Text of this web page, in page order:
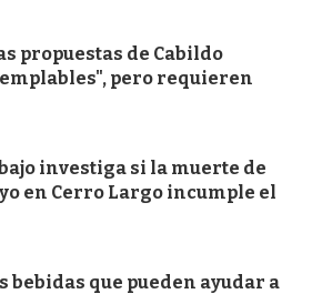
propuestas de Cabildo
pero requieren
investiga si la muerte de
en Cerro Largo incumple el
bebidas que pueden ayudar a